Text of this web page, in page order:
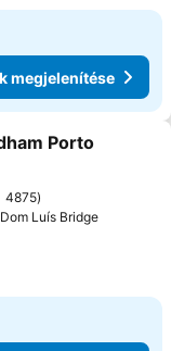
megjelenítése
a kedvencekhez
Porto
4875
Luís Bridge